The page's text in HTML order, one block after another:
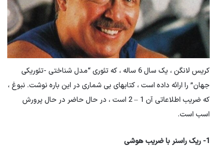
کریس لانگن ، یک سال 6 ساله ، که تئوری “مدل شناختی -تئوریکی
جهان” را ارائه داده است ، کتابهای بی شماری در این باره نوشت. نبوغ ،
که ضریب اطلاعاتی آن 1 – 2 است ، در حال حاضر در حال پرورش
اسب است.
1- ریک راسنر با ضریب هوشی